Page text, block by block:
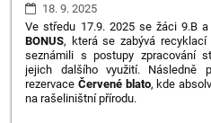
18. 9. 2025
Ve středu 17.9. 2025 se žáci 9.B
BONUS, která se zabývá
seznámili s postupy zpracování
jejich dalšího využití. Následně
rezervace Červené blato, kde
na rašeliništní přírodu.